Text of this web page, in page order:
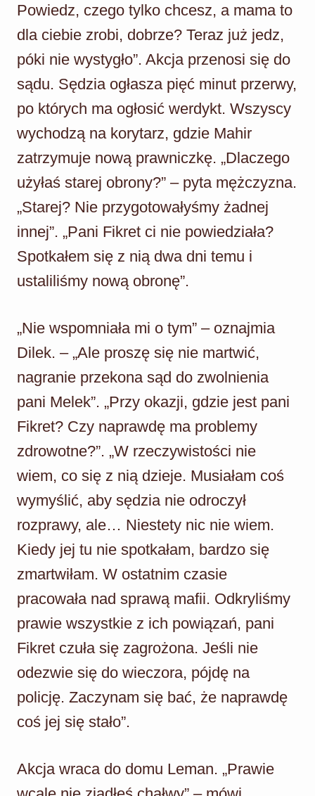
Powiedz, czego tylko chcesz, a mama to
dla ciebie zrobi, dobrze? Teraz już jedz,
póki nie wystygło”. Akcja przenosi się do
sądu. Sędzia ogłasza pięć minut przerwy,
po których ma ogłosić werdykt. Wszyscy
wychodzą na korytarz, gdzie Mahir
zatrzymuje nową prawniczkę. „Dlaczego
użyłaś starej obrony?” – pyta mężczyzna.
„Starej? Nie przygotowałyśmy żadnej
innej”. „Pani Fikret ci nie powiedziała?
Spotkałem się z nią dwa dni temu i
ustaliliśmy nową obronę”.
„Nie wspomniała mi o tym” – oznajmia
Dilek. – „Ale proszę się nie martwić,
nagranie przekona sąd do zwolnienia
pani Melek”. „Przy okazji, gdzie jest pani
Fikret? Czy naprawdę ma problemy
zdrowotne?”. „W rzeczywistości nie
wiem, co się z nią dzieje. Musiałam coś
wymyślić, aby sędzia nie odroczył
rozprawy, ale… Niestety nic nie wiem.
Kiedy jej tu nie spotkałam, bardzo się
zmartwiłam. W ostatnim czasie
pracowała nad sprawą mafii. Odkryliśmy
prawie wszystkie z ich powiązań, pani
Fikret czuła się zagrożona. Jeśli nie
odezwie się do wieczora, pójdę na
policję. Zaczynam się bać, że naprawdę
coś jej się stało”.
Akcja wraca do domu Leman. „Prawie